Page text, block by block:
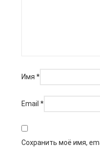
Имя *
Email *
Сохранить моё имя,